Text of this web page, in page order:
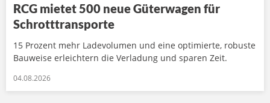
RCG mietet 500 neue Güterwagen für
Schrotttransporte
15 Prozent mehr Ladevolumen und eine optimierte, robuste
Bauweise erleichtern die Verladung und sparen Zeit.
04.08.2026